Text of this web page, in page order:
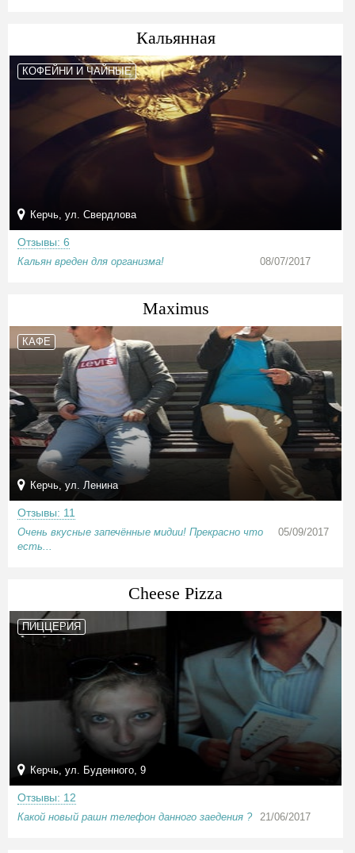
Кальянная
КОФЕЙНИ И ЧАЙНЫЕ
Керчь, ул. Свердлова
Отзывы: 6
Кальян вреден для организма! 08/07/2017
Maximus
КАФЕ
Керчь, ул. Ленина
Отзывы: 11
Очень вкусные запечённые мидии! Прекрасно что
есть...
05/09/2017
Cheese Pizza
ПИЦЦЕРИЯ
Керчь, ул. Буденного, 9
Отзывы: 12
Какой новый рашн телефон данного заедения ? 21/06/2017